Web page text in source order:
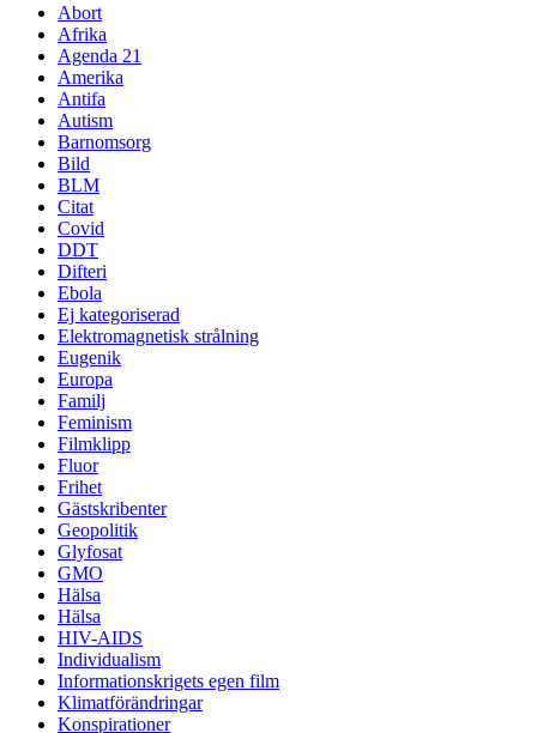
Abort
Afrika
Agenda 21
Amerika
Antifa
Autism
Barnomsorg
Bild
BLM
Citat
Covid
DDT
Difteri
Ebola
Ej kategoriserad
Elektromagnetisk strålning
Eugenik
Europa
Familj
Feminism
Filmklipp
Fluor
Frihet
Gästskribenter
Geopolitik
Glyfosat
GMO
Hälsa
Hälsa
HIV-AIDS
Individualism
Informationskrigets egen film
Klimatförändringar
Konspirationer